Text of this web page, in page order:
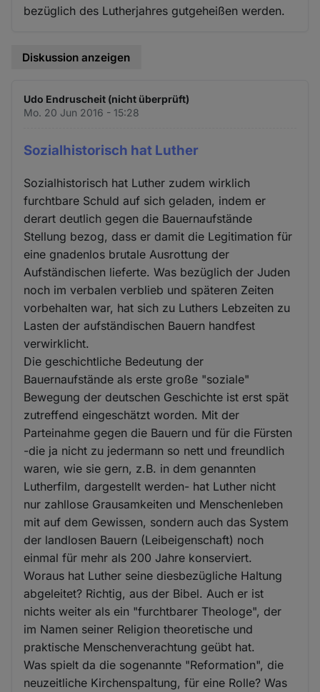
bezüglich des Lutherjahres gutgeheißen werden.
Diskussion anzeigen
Udo Endruscheit (nicht überprüft)
Mo. 20 Jun 2016 - 15:28
Sozialhistorisch hat Luther
Sozialhistorisch hat Luther zudem wirklich
furchtbare Schuld auf sich geladen, indem er
derart deutlich gegen die Bauernaufstände
Stellung bezog, dass er damit die Legitimation für
eine gnadenlos brutale Ausrottung der
Aufständischen lieferte. Was bezüglich der Juden
noch im verbalen verblieb und späteren Zeiten
vorbehalten war, hat sich zu Luthers Lebzeiten zu
Lasten der aufständischen Bauern handfest
verwirklicht.
Die geschichtliche Bedeutung der
Bauernaufstände als erste große "soziale"
Bewegung der deutschen Geschichte ist erst spät
zutreffend eingeschätzt worden. Mit der
Parteinahme gegen die Bauern und für die Fürsten
-die ja nicht zu jedermann so nett und freundlich
waren, wie sie gern, z.B. in dem genannten
Lutherfilm, dargestellt werden- hat Luther nicht
nur zahllose Grausamkeiten und Menschenleben
mit auf dem Gewissen, sondern auch das System
der landlosen Bauern (Leibeigenschaft) noch
einmal für mehr als 200 Jahre konserviert.
Woraus hat Luther seine diesbezügliche Haltung
abgeleitet? Richtig, aus der Bibel. Auch er ist
nichts weiter als ein "furchtbarer Theologe", der
im Namen seiner Religion theoretische und
praktische Menschenverachtung geübt hat.
Was spielt da die sogenannte "Reformation", die
neuzeitliche Kirchenspaltung, für eine Rolle? Was